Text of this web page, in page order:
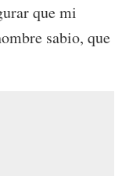
que mi
sabio, que